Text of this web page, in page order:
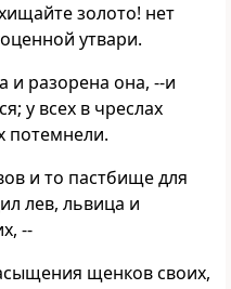
золото! нет
утвари.
и разорена она, --и
у всех в чреслах
потемнели.
и то пастбище для
лев, львица и
--
щенков своих,